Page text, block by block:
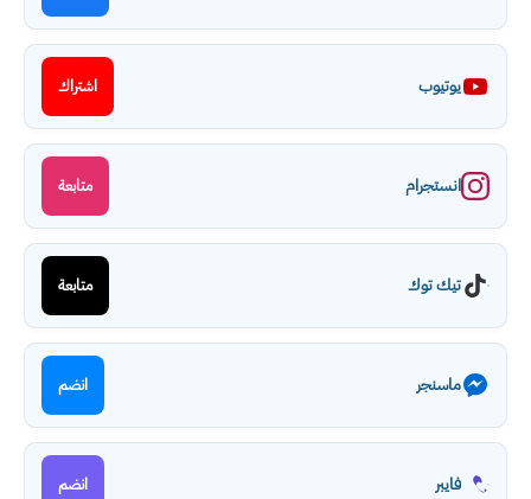
يوتيوب اشتراك
انستجرام متابعة
تيك توك متابعة
ماسنجر انضم
فايبر انضم